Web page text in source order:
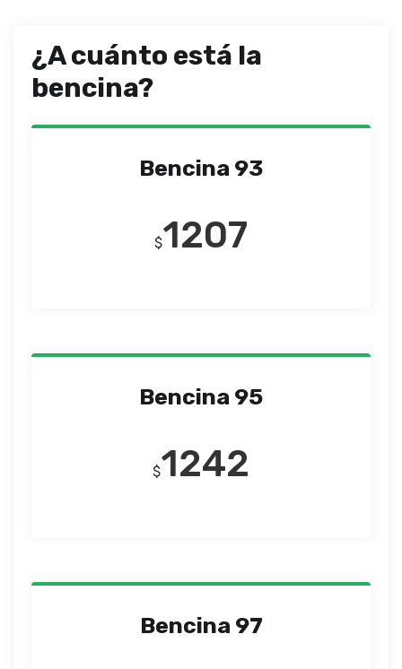
¿A cuánto está la
bencina?
Bencina 93
$1207
Bencina 95
$1242
Bencina 97